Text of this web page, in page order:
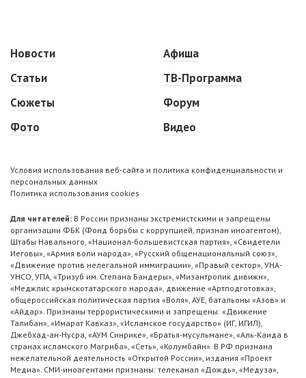
Новости
Статьи
Сюжеты
Фото
Афиша
ТВ-Программа
Форум
Видео
Условия использования веб-сайта и политика конфиденциальности и
персональных данных
Политика использования cookies
Для читателей: В России признаны экстремистскими и запрещены
организации ФБК (Фонд борьбы с коррупцией, признан иноагентом),
Штабы Навального, «Национал-большевистская партия», «Свидетели
Иеговы», «Армия воли народа», «Русский общенациональный союз»,
«Движение против нелегальной иммиграции», «Правый сектор», УНА-
УНСО, УПА, «Тризуб им. Степана Бандеры», «Мизантропик дивижн»,
«Меджлис крымскотатарского народа», движение «Артподготовка»,
общероссийская политическая партия «Воля», АУЕ, батальоны «Азов» и
«Айдар». Признаны террористическими и запрещены: «Движение
Талибан», «Имарат Кавказ», «Исламское государство» (ИГ, ИГИЛ),
Джебхад-ан-Нусра, «АУМ Синрике», «Братья-мусульмане», «Аль-Каида в
странах исламского Магриба», «Сеть», «Колумбайн». В РФ признана
нежелательной деятельность «Открытой России», издания «Проект
Медиа». СМИ-иноагентами признаны: телеканал «Дождь», «Медуза»,